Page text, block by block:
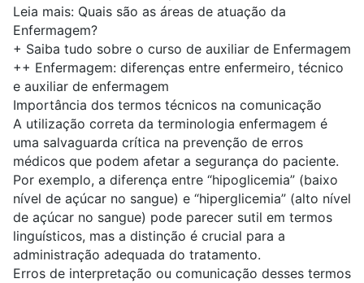
Leia mais: Quais são as áreas de atuação da
Enfermagem?
+ Saiba tudo sobre o curso de auxiliar de Enfermagem
++ Enfermagem: diferenças entre enfermeiro, técnico
e auxiliar de enfermagem
Importância dos termos técnicos na comunicação
A utilização correta da terminologia enfermagem é
uma salvaguarda crítica na prevenção de erros
médicos que podem afetar a segurança do paciente.
Por exemplo, a diferença entre “hipoglicemia” (baixo
nível de açúcar no sangue) e “hiperglicemia” (alto nível
de açúcar no sangue) pode parecer sutil em termos
linguísticos, mas a distinção é crucial para a
administração adequada do tratamento.
Erros de interpretação ou comunicação desses termos